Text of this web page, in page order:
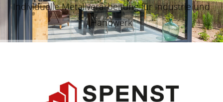
Individuelle Metallverarbeitung für Industrie und
Handwerk